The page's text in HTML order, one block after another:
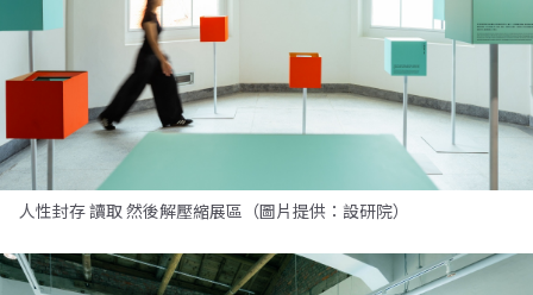
人性封存 讀取 然後解壓縮展區（圖片提供：設研院）